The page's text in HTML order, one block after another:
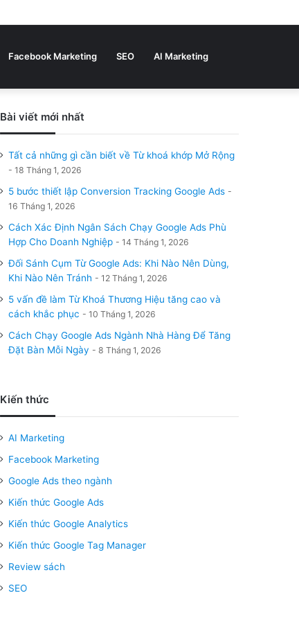
Facebook Marketing SEO AI Marketing
Bài viết mới nhất
Tất cả những gì cần biết về Từ khoá khớp Mở Rộng
18 Tháng 1, 2026
5 bước thiết lập Conversion Tracking Google Ads
16 Tháng 1, 2026
Cách Xác Định Ngân Sách Chạy Google Ads Phù
Hợp Cho Doanh Nghiệp
14 Tháng 1, 2026
Đối Sánh Cụm Từ Google Ads: Khi Nào Nên Dùng,
Khi Nào Nên Tránh
12 Tháng 1, 2026
5 vấn đề làm Từ Khoá Thương Hiệu tăng cao và
cách khắc phục
10 Tháng 1, 2026
Cách Chạy Google Ads Ngành Nhà Hàng Để Tăng
Đặt Bàn Mỗi Ngày
8 Tháng 1, 2026
Kiến thức
AI Marketing
Facebook Marketing
Google Ads theo ngành
Kiến thức Google Ads
Kiến thức Google Analytics
Kiến thức Google Tag Manager
Review sách
SEO